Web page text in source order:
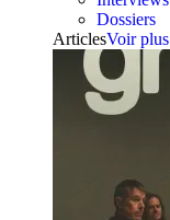
Dossiers
ArticlesVoir plus